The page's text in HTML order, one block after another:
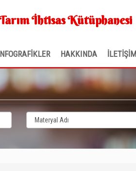
İhtisas Kütüphanesi
HAKKINDA İLETİŞİM